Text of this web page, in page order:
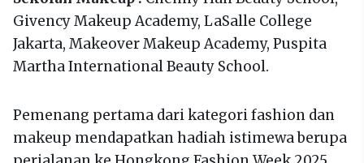
Givency Makeup Academy, LaSalle College
Jakarta, Makeover Makeup Academy, Puspita
Martha International Beauty School.
Pemenang pertama dari kategori fashion dan
makeup mendapatkan hadiah istimewa berupa